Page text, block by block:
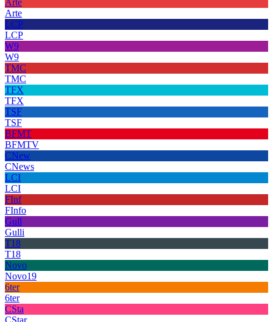
Arte
LCP
LCP
W9
W9
TMC
TMC
TFX
TFX
TSF
TSF
BFMT
BFMTV
CNew
CNews
LCI
LCI
FInf
FInfo
Gull
Gulli
T18
T18
Novo
Novo19
6ter
6ter
CSta
CStar